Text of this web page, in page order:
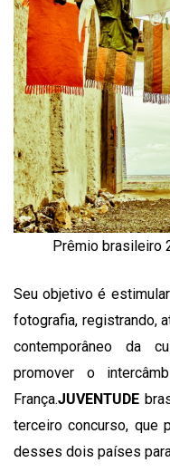
Prêmio brasileiro
Seu objetivo é
fotografia, registrando,
contemporâneo da
promover o
França.JUVENTUDE
terceiro concurso, que
desses dois países